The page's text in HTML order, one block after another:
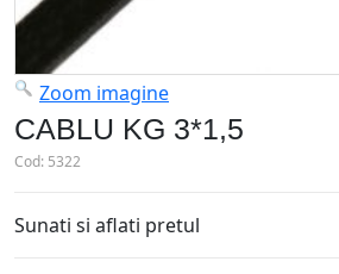
Zoom imagine
CABLU KG 3*1,5
Cod: 5322
Sunati si aflati pretul